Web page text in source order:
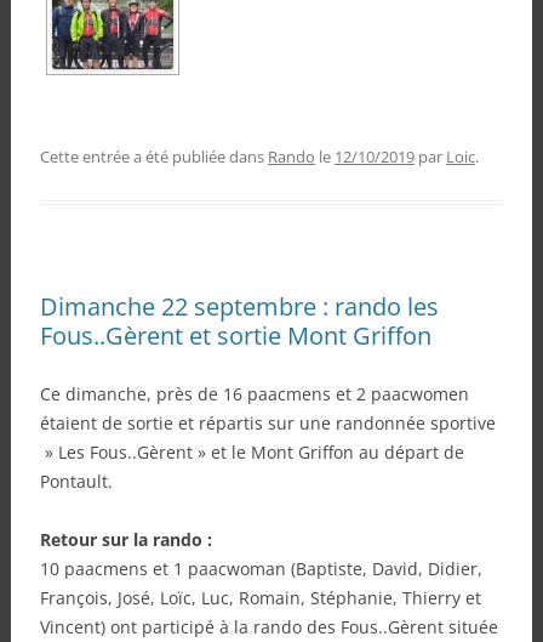
Cette entrée a été publiée dans Rando le 12/10/2019 par Loic.
Dimanche 22 septembre : rando les
Fous..Gèrent et sortie Mont Griffon
Ce dimanche, près de 16 paacmens et 2 paacwomen
étaient de sortie et répartis sur une randonnée sportive
» Les Fous..Gèrent » et le Mont Griffon au départ de
Pontault.
Retour sur la rando :
10 paacmens et 1 paacwoman (Baptiste, David, Didier,
François, José, Loïc, Luc, Romain, Stéphanie, Thierry et
Vincent) ont participé à la rando des Fous..Gèrent située